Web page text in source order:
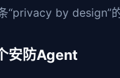
“privacy by design”
安防Agent